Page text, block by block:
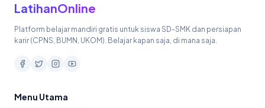
LatihanOnline
Platform belajar mandiri gratis untuk siswa SD-SMK dan persiapan
karir (CPNS, BUMN, UKOM). Belajar kapan saja, di mana saja.
Menu Utama